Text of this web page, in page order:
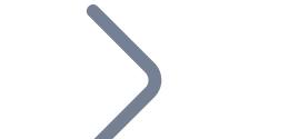
Bitcoin